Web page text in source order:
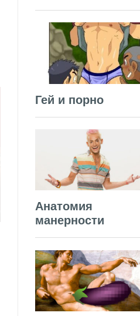
Гей и порно
Анатомия
манерности